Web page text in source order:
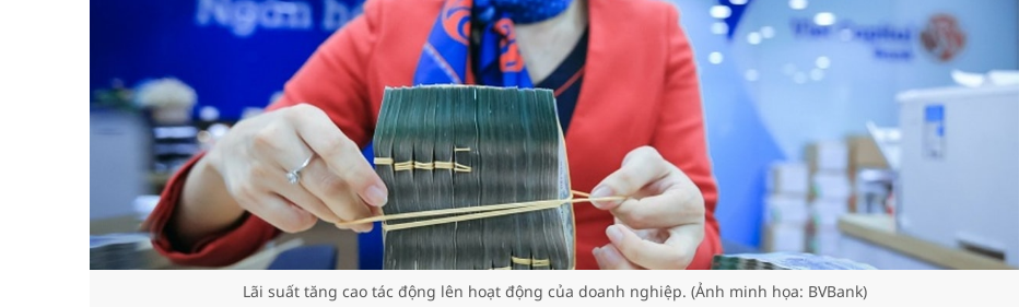
Lãi suất tăng cao tác động lên hoạt động của doanh nghiệp. (Ảnh minh họa: BVBank)